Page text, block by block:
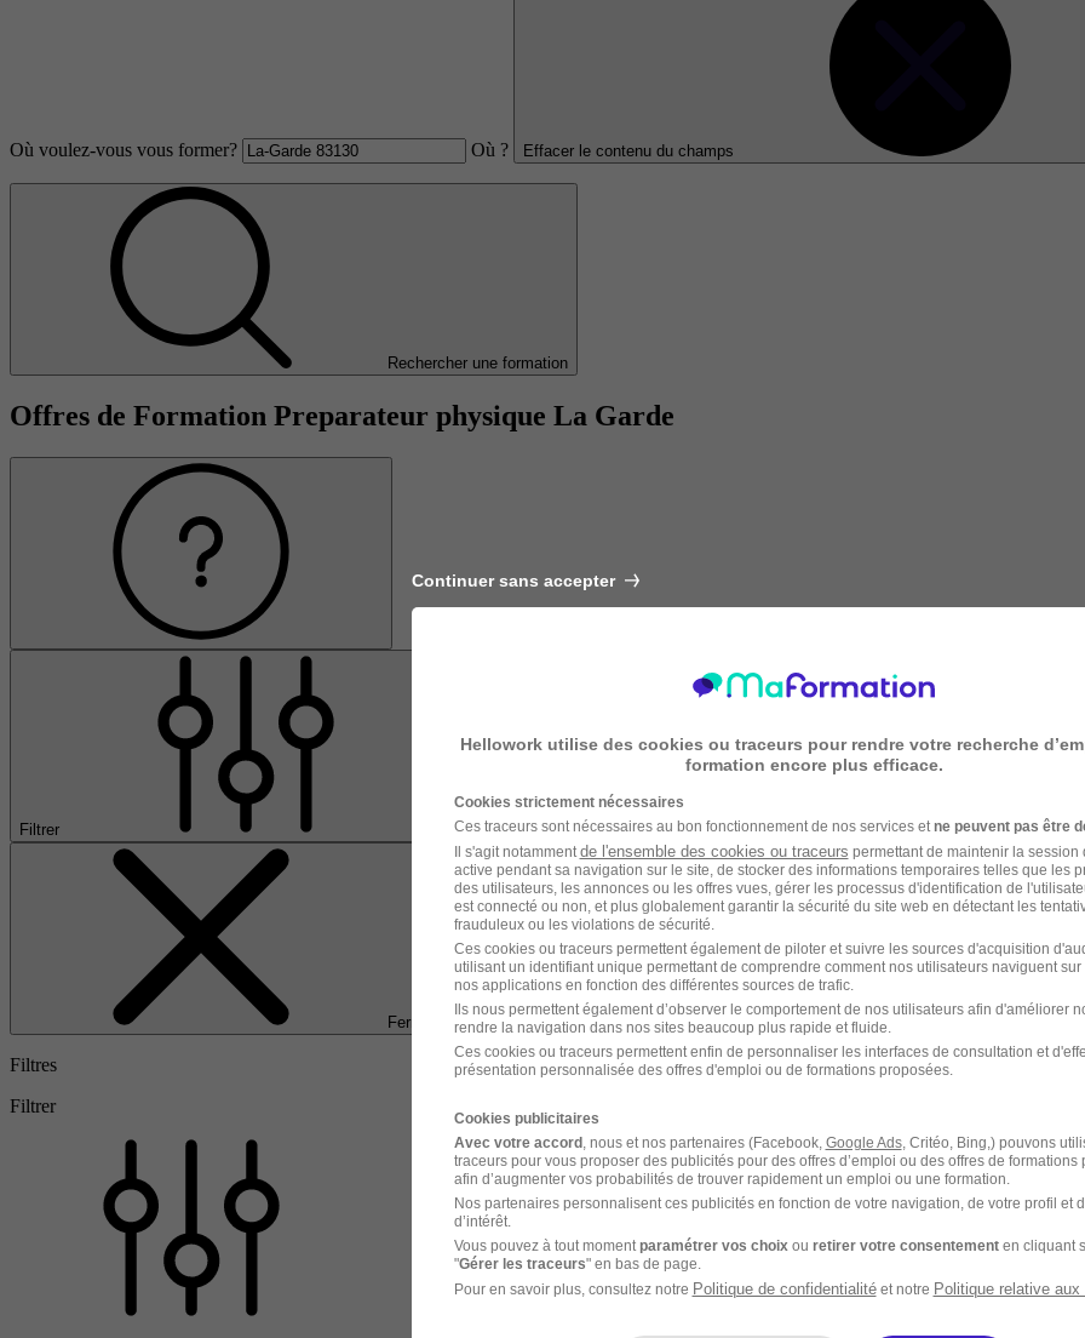
Où voulez-vous vous former? Où ? Effacer le contenu du champs
Rechercher une formation
Offres de Formation Preparateur physique La Garde
Filtrer
Fermer
Filtres
Filtrer
Continuer sans accepter
Hellowork utilise des cookies ou traceurs pour rendre votre recherche
formation encore plus efficace.
Cookies strictement nécessaires
Ces traceurs sont nécessaires au bon fonctionnement de nos services et ne peuvent pas être
Il s'agit notamment de l'ensemble des cookies ou traceurs permettant de maintenir la session
active pendant sa navigation sur le site, de stocker des informations temporaires telles que les
des utilisateurs, les annonces ou les offres vues, gérer les processus d'identification de
est connecté ou non, et plus globalement garantir la sécurité du site web en détectant les
frauduleux ou les violations de sécurité.
Ces cookies ou traceurs permettent également de piloter et suivre les sources d'acquisition
utilisant un identifiant unique permettant de comprendre comment nos utilisateurs naviguent sur
nos applications en fonction des différentes sources de trafic.
Ils nous permettent également d’observer le comportement de nos utilisateurs afin d'améliorer
rendre la navigation dans nos sites beaucoup plus rapide et fluide.
Ces cookies ou traceurs permettent enfin de personnaliser les interfaces de consultation et
présentation personnalisée des offres d'emploi ou de formations proposées.
Cookies publicitaires
Avec votre accord, nous et nos partenaires (Facebook, Google Ads, Critéo, Bing,) pouvons
traceurs pour vous proposer des publicités pour des offres d’emploi ou des offres de formations
afin d’augmenter vos probabilités de trouver rapidement un emploi ou une formation.
Nos partenaires personnalisent ces publicités en fonction de votre navigation, de votre profil et
d’intérêt.
Vous pouvez à tout moment paramétrer vos choix ou retirer votre consentementen cliquant
"Gérer les traceurs" en bas de page.
Pour en savoir plus, consultez notre Politique de confidentialitéet notre Politique relative aux